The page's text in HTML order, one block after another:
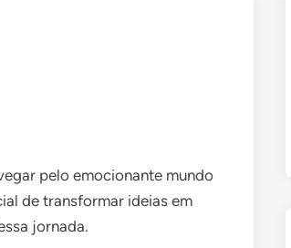
pelo emocionante mundo
de transformar ideias em
jornada.